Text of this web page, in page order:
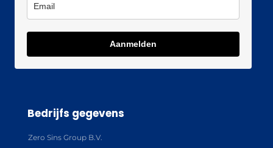
Aanmelden
Bedrijfs gegevens
Zero Sins Group B.V.